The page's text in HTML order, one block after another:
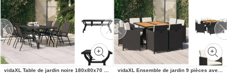
vidaXL Table de jardin noire 180x80x70 cm Acier et verre - Tables de jardin vidaXL Ensemble de jardin 9 pièces avec coussins Poly rotin noir - Ensemble de meubles de jardin